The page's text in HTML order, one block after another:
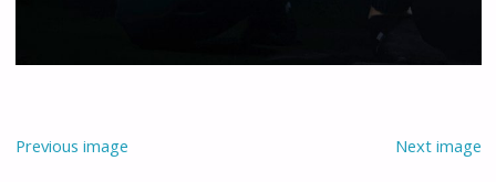
Previous image Next image